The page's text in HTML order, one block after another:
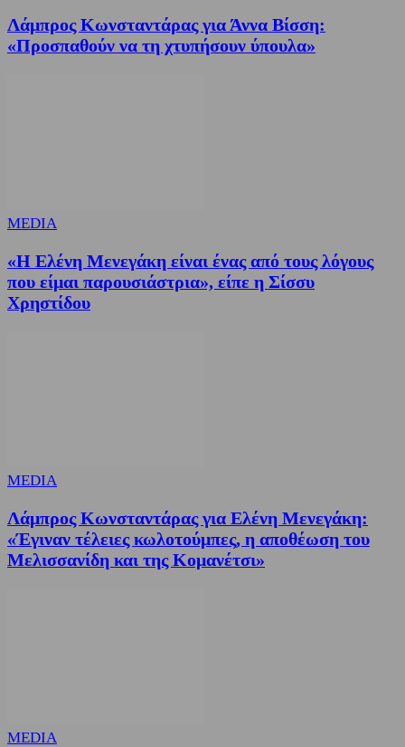
Λάμπρος Κωνσταντάρας για Άννα Βίσση:
«Προσπαθούν να τη χτυπήσουν ύπουλα»
MEDIA
«Η Ελένη Μενεγάκη είναι ένας από τους λόγους
που είμαι παρουσιάστρια», είπε η Σίσσυ
Χρηστίδου
MEDIA
Λάμπρος Κωνσταντάρας για Ελένη Μενεγάκη:
«Έγιναν τέλειες κωλοτούμπες, η αποθέωση του
Μελισσανίδη και της Κομανέτσι»
MEDIA